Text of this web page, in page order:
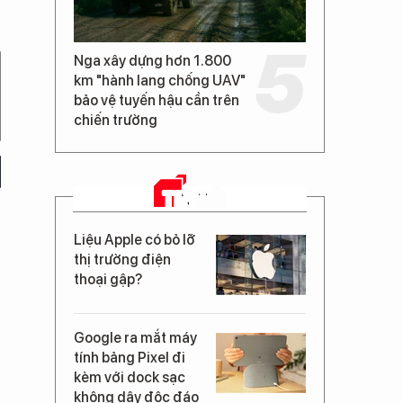
Nga xây dựng hơn 1.800
km "hành lang chống UAV"
bảo vệ tuyến hậu cần trên
chiến trường
TIN MỚI
Liệu Apple có bỏ lỡ
thị trường điện
thoại gập?
Google ra mắt máy
tính bảng Pixel đi
kèm với dock sạc
không dây độc đáo